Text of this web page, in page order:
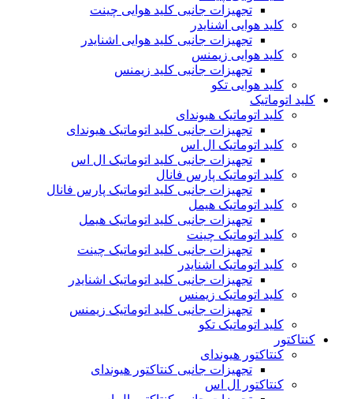
تجهیزات جانبی کلید هوایی چینت
کلید هوایی اشنایدر
تجهیزات جانبی کلید هوایی اشنایدر
کلید هوایی زیمنس
تجهیزات جانبی کلید زیمنس
کلید هوایی تکو
کلید اتوماتیک
کلید اتوماتیک هیوندای
تجهیزات جانبی کلید اتوماتیک هیوندای
کلید اتوماتیک ال اس
تجهیزات جانبی کلید اتوماتیک ال اس
کلید اتوماتیک پارس فانال
تجهیزات جانبی کلید اتوماتیک پارس فانال
کلید اتوماتیک هیمل
تجهیزات جانبی کلید اتوماتیک هیمل
کلید اتوماتیک چینت
تجهیزات جانبی کلید اتوماتیک چینت
کلید اتوماتیک اشنایدر
تجهیزات جانبی کلید اتوماتیک اشنایدر
کلید اتوماتیک زیمنس
تجهیزات جانبی کلید اتوماتیک زیمنس
کلید اتوماتیک تکو
کنتاکتور
کنتاکتور هیوندای
تجهیزات جانبی کنتاکتور هیوندای
کنتاکتور ال اس